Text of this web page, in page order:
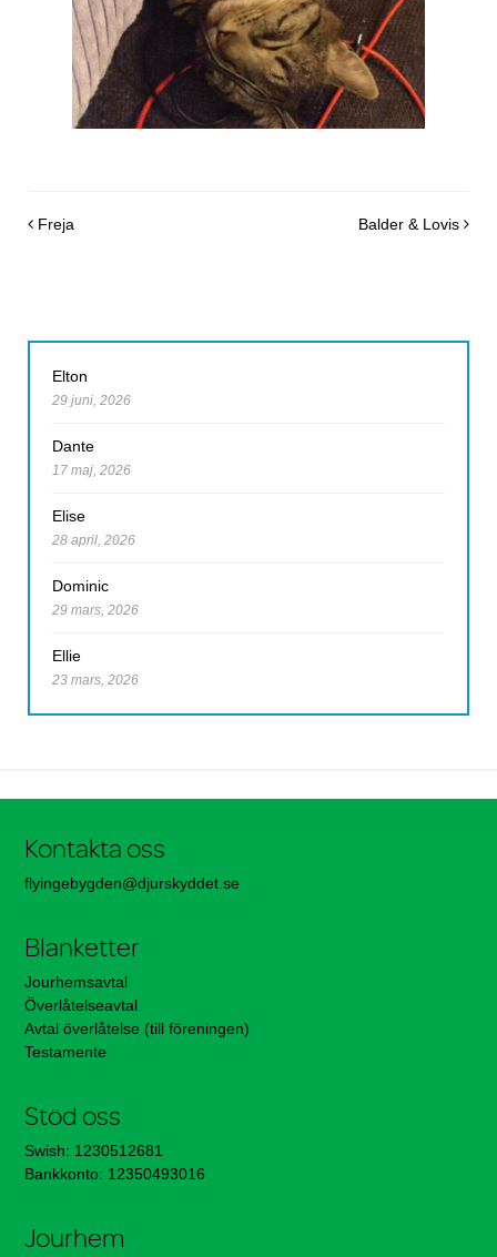
Post navigation
Freja Balder & Lovis
Elton
29 juni, 2026
Dante
17 maj, 2026
Elise
28 april, 2026
Dominic
29 mars, 2026
Ellie
23 mars, 2026
Kontakta oss
flyingebygden@djurskyddet.se
Blanketter
Jourhemsavtal
Överlåtelseavtal
Avtal överlåtelse (till föreningen)
Testamente
Stöd oss
Swish: 1230512681
Bankkonto: 12350493016
Jourhem